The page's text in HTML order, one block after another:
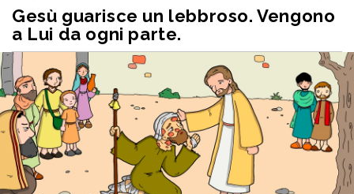
Gesù guarisce un lebbroso. Vengono
a Lui da ogni parte.